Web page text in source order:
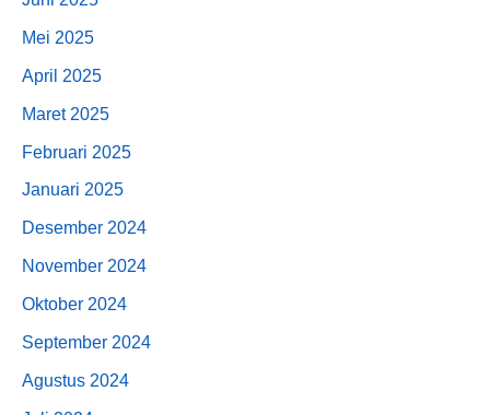
Mei 2025
April 2025
Maret 2025
Februari 2025
Januari 2025
Desember 2024
November 2024
Oktober 2024
September 2024
Agustus 2024